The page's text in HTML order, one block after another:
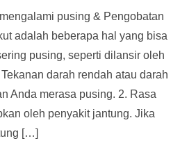
pusing & Pengobatan
adalah beberapa hal yang bisa
pusing, seperti dilansir oleh
darah rendah atau darah
Anda merasa pusing. 2. Rasa
oleh penyakit jantung. Jika
[…]